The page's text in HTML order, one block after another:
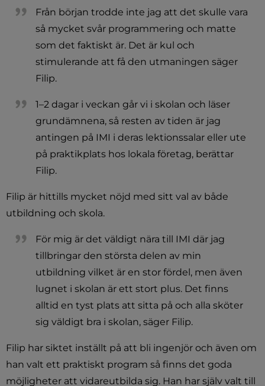
Från början trodde inte jag att det skulle vara
så mycket svår programmering och matte
som det faktiskt är. Det är kul och
stimulerande att få den utmaningen säger
Filip.
1–2 dagar i veckan går vi i skolan och läser
grundämnena, så resten av tiden är jag
antingen på IMI i deras lektionssalar eller ute
på praktikplats hos lokala företag, berättar
Filip.
Filip är hittills mycket nöjd med sitt val av både
utbildning och skola.
För mig är det väldigt nära till IMI där jag
tillbringar den största delen av min
utbildning vilket är en stor fördel, men även
lugnet i skolan är ett stort plus. Det finns
alltid en tyst plats att sitta på och alla sköter
sig väldigt bra i skolan, säger Filip.
Filip har siktet inställt på att bli ingenjör och även om
han valt ett praktiskt program så finns det goda
möjligheter att vidareutbilda sig. Han har själv valt till